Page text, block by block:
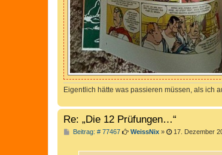
Eigentlich hätte was passieren müssen, als ich
Re: „Die 12 Prüfungen…“
Beitrag: # 77467B
WeissNix» 17. Dezember